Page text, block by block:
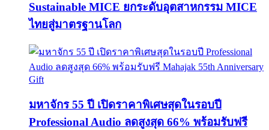
Sustainable MICE ยกระดับอุตสาหกรรม MICE
ไทยสู่มาตรฐานโลก
มหาจักร 55 ปี เปิดราคาพิเศษสุดในรอบปี
Professional Audio ลดสูงสุด 66% พร้อมรับฟรี